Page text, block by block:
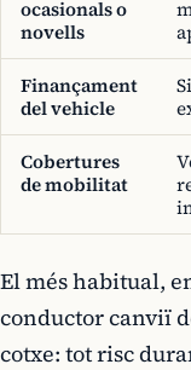
ocasionals o
novells
Finançament
del vehicle
Cobertures
de mobilitat
El més habitual,
conductor canviï
cotxe: tot risc